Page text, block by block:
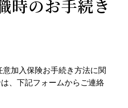
時のお手続き
意加入保険お手続き方法に関
、下記フォームからご連絡